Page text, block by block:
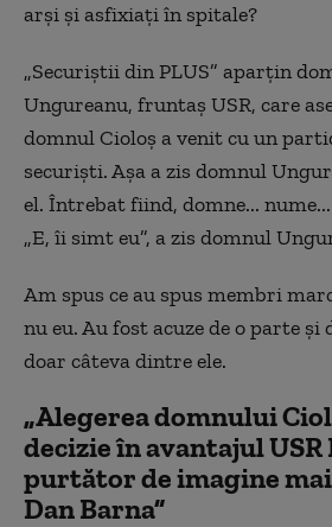
arși și asfixiați în spitale?
„Securiștii din PLUS” aparțin
Ungureanu, fruntaș USR, care
domnul Cioloș a venit cu un
securiști. Așa a zis domnul
el. Întrebat fiind, domne...
„E, îi simt eu”, a zis domnul
Am spus ce au spus membri
nu eu. Au fost acuze de o parte
doar câteva dintre ele.
„Alegerea domnului
decizie în avantajul USR
purtător de imagine
Dan Barna”